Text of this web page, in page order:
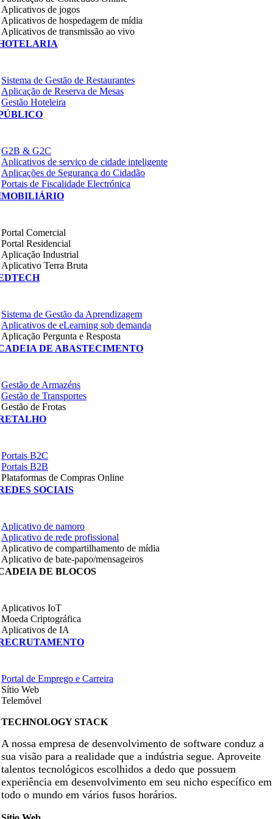
Aplicativos de jogos
Aplicativos de hospedagem de mídia
Aplicativos de transmissão ao vivo
Sistema de Gestão de Restaurantes
Aplicação de Reserva de Mesas
Gestão Hoteleira
G2B & G2C
Aplicativos de serviço de cidade inteligente
Aplicações de Segurança do Cidadão
Portais de Fiscalidade Electrónica
Portal Comercial
Portal Residencial
Aplicação Industrial
Aplicativo Terra Bruta
Sistema de Gestão da Aprendizagem
Aplicativos de eLearning sob demanda
Aplicação Pergunta e Resposta
DE ABASTECIMENTO
Gestão de Armazéns
Gestão de Transportes
Gestão de Frotas
Portais B2C
Portais B2B
Plataformas de Compras Online
SOCIAIS
Aplicativo de namoro
Aplicativo de rede profissional
Aplicativo de compartilhamento de mídia
Aplicativo de bate-papo/mensageiros
DE BLOCOS
Aplicativos IoT
Moeda Criptográfica
Aplicativos de IA
Portal de Emprego e Carreira
Sítio Web
Telemóvel
TECHNOLOGY STACK
A nossa empresa de desenvolvimento de software conduz a
sua visão para a realidade que a indústria segue. Aproveite
talentos tecnológicos escolhidos a dedo que possuem
experiência em desenvolvimento em seu nicho específico em
todo o mundo em vários fusos horários.